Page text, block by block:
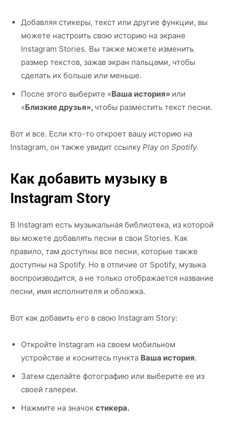
Добавляя стикеры, текст или другие функции, вы
можете настроить свою историю на экране
Instagram Stories. Вы также можете изменить
размер текстов, зажав экран пальцами, чтобы
сделать их больше или меньше.
После этого выберите «Ваша история» или
«Близкие друзья», чтобы разместить текст песни.
Вот и все. Если кто-то откроет вашу историю на
Instagram, он также увидит ссылку Play on Spotify.
Как добавить музыку в
Instagram Story
В Instagram есть музыкальная библиотека, из которой
вы можете добавлять песни в свои Stories. Как
правило, там доступны все песни, которые также
доступны на Spotify. Но в отличие от Spotify, музыка
воспроизводится, а не только отображается название
песни, имя исполнителя и обложка.
Вот как добавить его в свою Instagram Story:
Откройте Instagram на своем мобильном
устройстве и коснитесь пункта Ваша история.
Затем сделайте фотографию или выберите ее из
своей галереи.
Нажмите на значок стикера.